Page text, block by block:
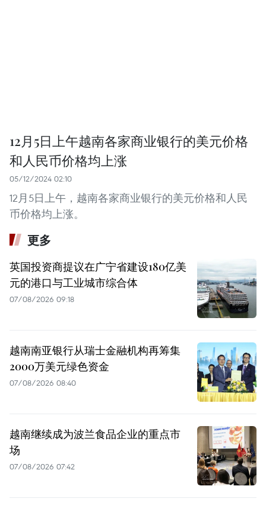
12月5日上午越南各家商业银行的美元价格
和人民币价格均上涨
05/12/2024 02:10
12月5日上午，越南各家商业银行的美元价格和人民
币价格均上涨。
更多
英国投资商提议在广宁省建设180亿美
元的港口与工业城市综合体
07/08/2026 09:18
越南南亚银行从瑞士金融机构再筹集
2000万美元绿色资金
07/08/2026 08:40
越南继续成为波兰食品企业的重点市
场
07/08/2026 07:42